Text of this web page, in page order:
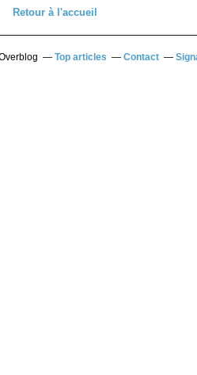
Retour à l'accueil
Top articles Contact